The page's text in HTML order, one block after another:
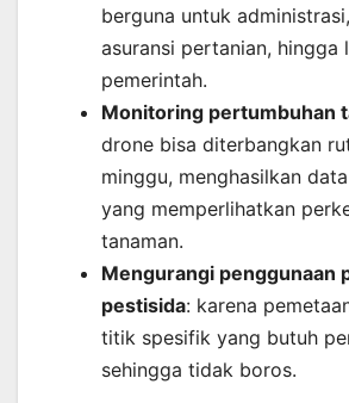
berguna untuk
asuransi pertanian, hingga
pemerintah.
Monitoring pertumbuhan
drone bisa diterbangkan
minggu, menghasilkan
yang memperlihatkan
tanaman.
Mengurangi penggunaan
pestisida: karena
titik spesifik yang butuh
sehingga tidak boros.